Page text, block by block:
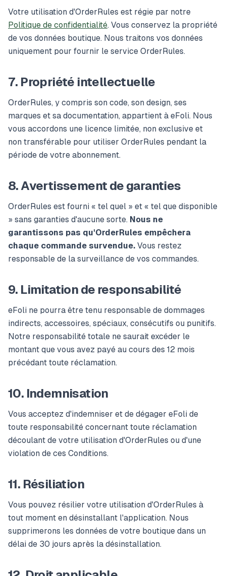
Votre utilisation d'OrderRules est régie par notre
Politique de confidentialité. Vous conservez la propriété
de vos données boutique. Nous traitons vos données
uniquement pour fournir le service OrderRules.
7. Propriété intellectuelle
OrderRules, y compris son code, son design, ses
marques et sa documentation, appartient à eFoli. Nous
vous accordons une licence limitée, non exclusive et
non transférable pour utiliser OrderRules pendant la
période de votre abonnement.
8. Avertissement de garanties
OrderRules est fourni « tel quel » et « tel que disponible
» sans garanties d'aucune sorte. Nous ne
garantissons pas qu'OrderRules empêchera
chaque commande survendue. Vous restez
responsable de la surveillance de vos commandes.
9. Limitation de responsabilité
eFoli ne pourra être tenu responsable de dommages
indirects, accessoires, spéciaux, consécutifs ou punitifs.
Notre responsabilité totale ne saurait excéder le
montant que vous avez payé au cours des 12 mois
précédant toute réclamation.
10. Indemnisation
Vous acceptez d'indemniser et de dégager eFoli de
toute responsabilité concernant toute réclamation
découlant de votre utilisation d'OrderRules ou d'une
violation de ces Conditions.
11. Résiliation
Vous pouvez résilier votre utilisation d'OrderRules à
tout moment en désinstallant l'application. Nous
supprimerons les données de votre boutique dans un
délai de 30 jours après la désinstallation.